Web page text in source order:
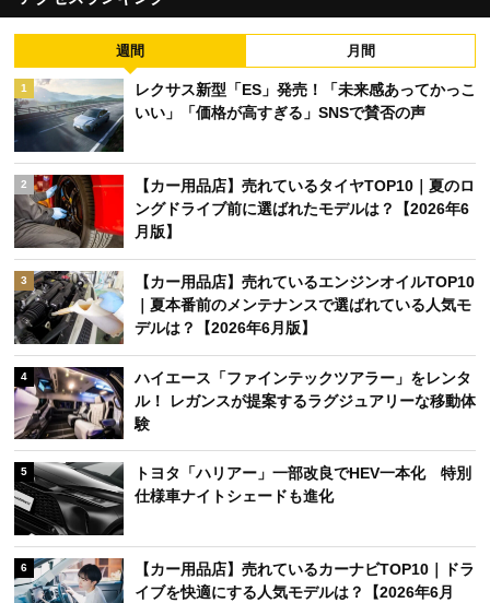
週間 月間
1
レクサス新型「ES」発売！「未来感あってかっこ
いい」「価格が高すぎる」SNSで賛否の声
2
【カー用品店】売れているタイヤTOP10｜夏のロ
ングドライブ前に選ばれたモデルは？【2026年6
月版】
3
【カー用品店】売れているエンジンオイルTOP10
｜夏本番前のメンテナンスで選ばれている人気モ
デルは？【2026年6月版】
4
ハイエース「ファインテックツアラー」をレンタ
ル！ レガンスが提案するラグジュアリーな移動体
験
5
トヨタ「ハリアー」一部改良でHEV一本化 特別
仕様車ナイトシェードも進化
6
【カー用品店】売れているカーナビTOP10｜ドラ
イブを快適にする人気モデルは？【2026年6月